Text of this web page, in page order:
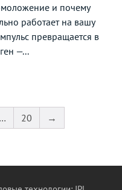
и почему
работает на вашу
превращается в
—...
… 20 →